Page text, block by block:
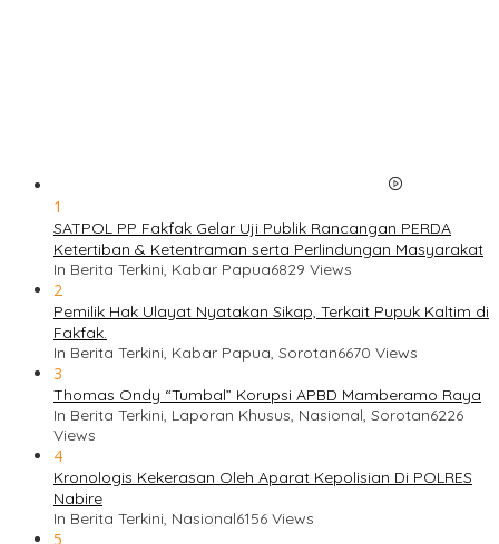
1
SATPOL PP Fakfak Gelar Uji Publik Rancangan PERDA
Ketertiban & Ketentraman serta Perlindungan Masyarakat
In Berita Terkini, Kabar Papua6829 Views
2
Pemilik Hak Ulayat Nyatakan Sikap, Terkait Pupuk Kaltim di
Fakfak.
In Berita Terkini, Kabar Papua, Sorotan6670 Views
3
Thomas Ondy “Tumbal” Korupsi APBD Mamberamo Raya
In Berita Terkini, Laporan Khusus, Nasional, Sorotan6226
Views
4
Kronologis Kekerasan Oleh Aparat Kepolisian Di POLRES
Nabire
In Berita Terkini, Nasional6156 Views
5